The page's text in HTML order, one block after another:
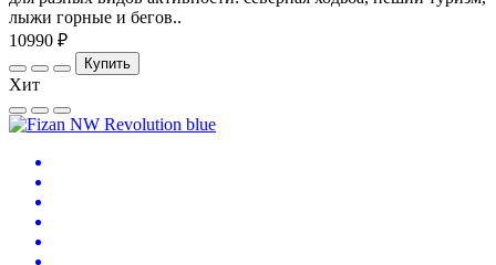
лыжи горные и бегов..
10990 ₽
Купить
Хит